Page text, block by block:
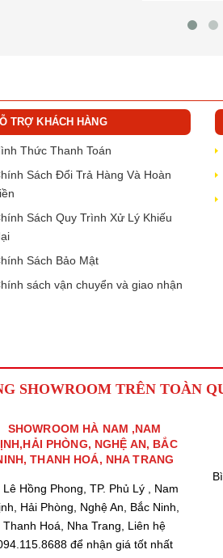
TRỢ KHÁCH HÀNG
Thức Thanh Toán
Sách Đổi Trả Hàng Và Hoàn
Sách Quy Trình Xử Lý Khiếu
Sách Bảo Mật
sách vận chuyển và giao nhận
SHOWROOM TRÊN TOÀN
SHOWROOM HÀ NAM ,NAM
PHÒNG, NGHỆ AN, BẮC
THANH HOÁ, NHA TRANG
Lê Hồng Phong, TP. Phủ Lý , Nam
Hải Phòng, Nghệ An, Bắc Ninh,
Thanh Hoá, Nha Trang, Liên hệ
để nhận giá tốt nhất